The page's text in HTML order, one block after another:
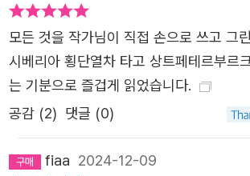
모든 것을 작가님이 직접 손으로 쓰고 그
시베리아 횡단열차 타고 상트페테르부르
는 기분으로 즐겁게 읽었습니다.
공감 (2) 댓글 (0)
fiaa 2024-12-09